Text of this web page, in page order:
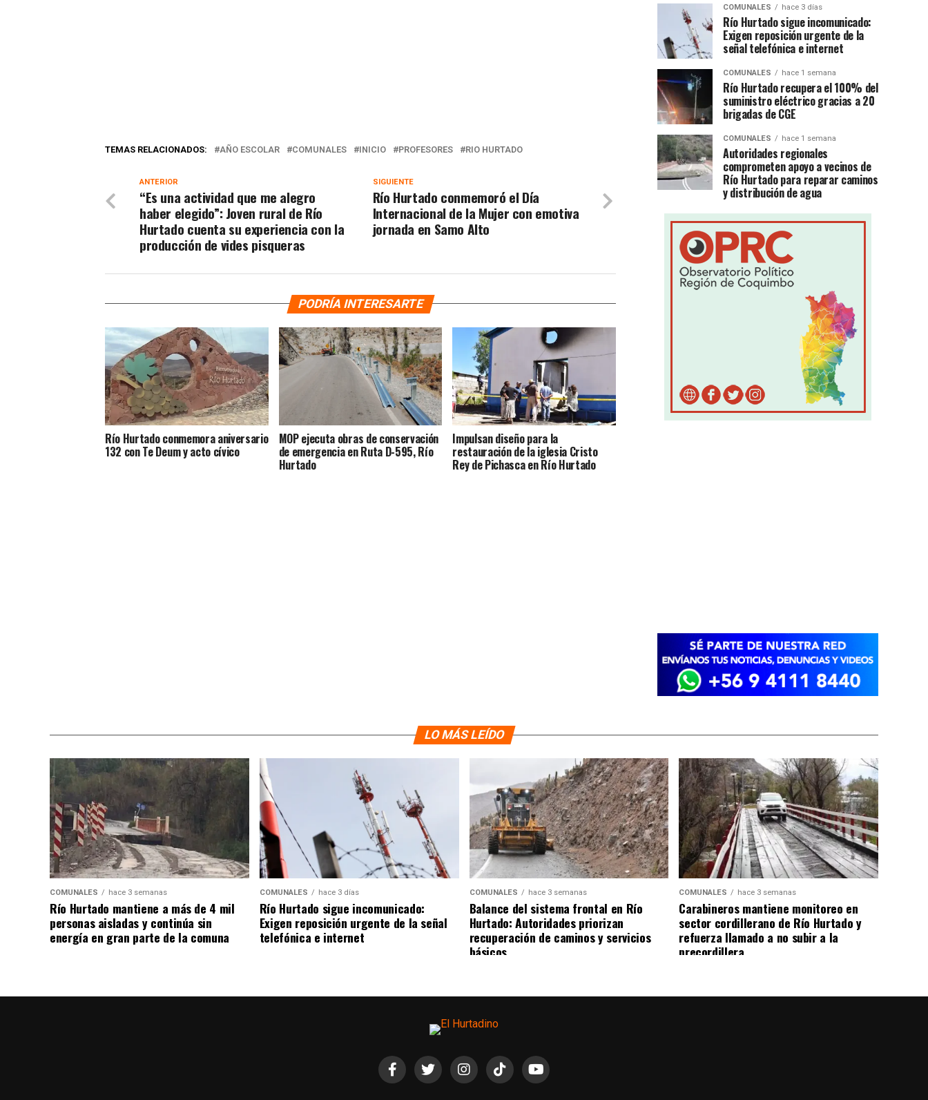
TEMAS RELACIONADOS: AÑO ESCOLAR COMUNALES INICIO PROFESORES RIO HURTADO
SIGUIENTE
Río Hurtado conmemoró el Día
Internacional de la Mujer con emotiva
jornada en Samo Alto
ANTERIOR
“Es una actividad que me alegro
haber elegido”: Joven rural de Río
Hurtado cuenta su experiencia con la
producción de vides pisqueras
PODRÍA INTERESARTE
Río Hurtado conmemora aniversario
132 con Te Deum y acto cívico
MOP ejecuta obras de conservación
de emergencia en Ruta D-595, Río
Hurtado
Impulsan diseño para la
restauración de la iglesia Cristo
Rey de Pichasca en Río Hurtado
COMUNALES hace 3 días
Río Hurtado sigue incomunicado:
Exigen reposición urgente de la
señal telefónica e internet
COMUNALES hace 1 semana
Río Hurtado recupera el 100% del
suministro eléctrico gracias a 20
brigadas de CGE
COMUNALES hace 1 semana
Autoridades regionales
comprometen apoyo a vecinos de
Río Hurtado para reparar caminos
y distribución de agua
LO MÁS LEÍDO
COMUNALES hace 3 semanas
Río Hurtado mantiene a más de 4 mil
personas aisladas y continúa sin
energía en gran parte de la comuna
COMUNALES hace 3 días
Río Hurtado sigue incomunicado:
Exigen reposición urgente de la señal
telefónica e internet
COMUNALES hace 3 semanas
Balance del sistema frontal en Río
Hurtado: Autoridades priorizan
recuperación de caminos y servicios
básicos
COMUNALES hace 3 semanas
Carabineros mantiene monitoreo en
sector cordillerano de Río Hurtado y
refuerza llamado a no subir a la
precordillera